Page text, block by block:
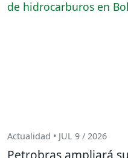
Actualidad • JUL 9 / 2026